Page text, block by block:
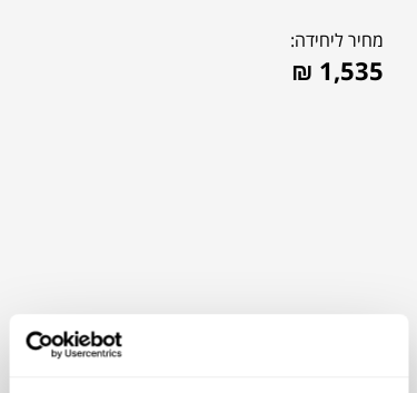
מחיר ליחידה:
₪ 1,535